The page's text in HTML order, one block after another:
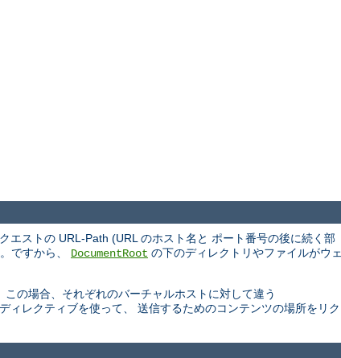
エストの URL-Path (URL のホスト名と ポート番号の後に続く部
ですから、 DocumentRoot の下のディレクトリやファイルがウェ
この場合、それぞれのバーチャルホストに対して違う
ィレクティブを使って、 送信するためのコンテンツの場所をリク